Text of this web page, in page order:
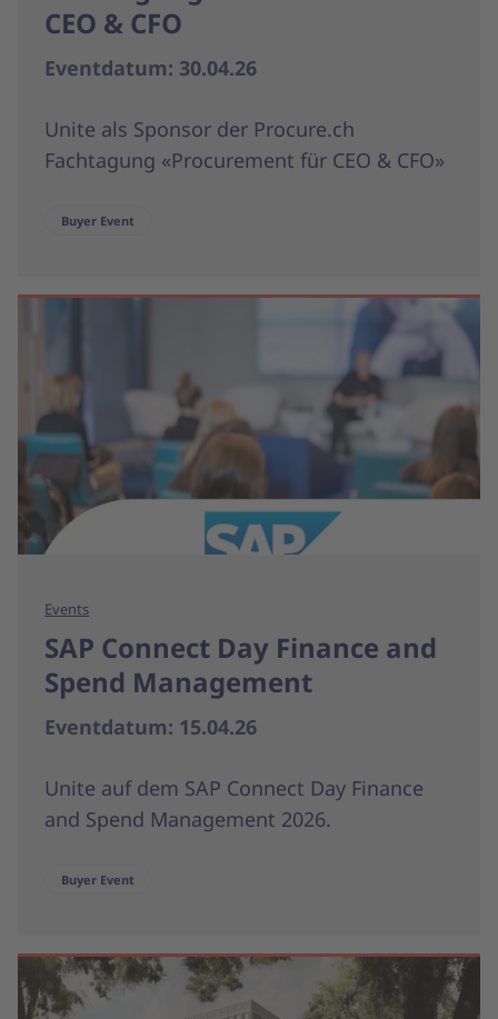
CEO & CFO
Eventdatum: 30.04.26
Unite als Sponsor der Procure.ch
Fachtagung «Procurement für CEO & CFO»
Buyer Event
Events
SAP Connect Day Finance and
Spend Management
Eventdatum: 15.04.26
Unite auf dem SAP Connect Day Finance
and Spend Management 2026.
Buyer Event